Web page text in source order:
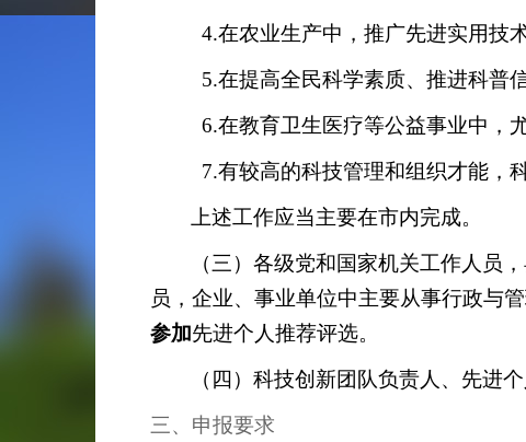
4.在农业生产中，推广先进实用技
5.在提高全民科学素质、推进科普
6.在教育卫生医疗等公益事业中，
7.有较高的科技管理和组织才能，
上述工作应当主要在市内完成。
（三）各级党和国家机关工作人员
员，企业、事业单位中主要从事行政与
参加先进个人推荐评选。
（四）科技创新团队负责人、先进
三、申报要求